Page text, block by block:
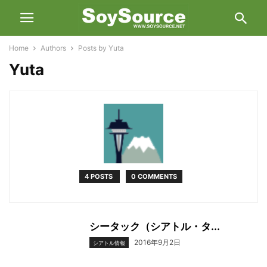
Home Authors Posts by Yuta
Yuta
4 POSTS 0 COMMENTS
シータック（シアトル・タ...
シアトル情報 2016年9月2日